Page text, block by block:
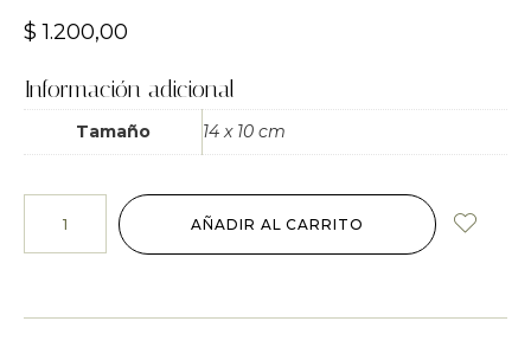
$ 1.200,00
Información adicional
Tamaño 14 x 10 cm
AÑADIR AL CARRITO